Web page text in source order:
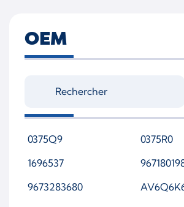
4937302023
OEM
0375Q9
0375R0
1696537
9673283680